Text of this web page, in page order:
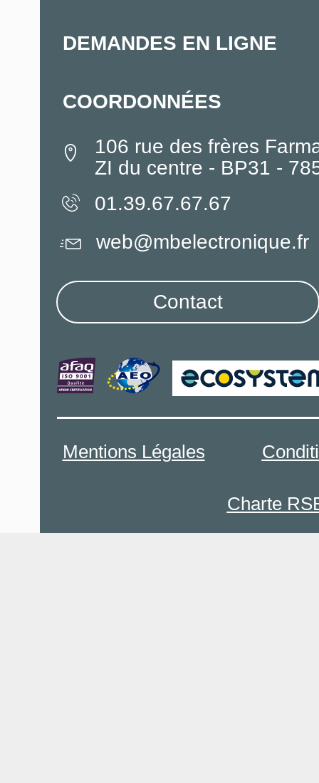
DEMANDES EN LIGNE
COORDONNÉES
106 rue des frères
ZI du centre - BP31 -
01.39.67.67.67
Mentions Légales
Charte
web@mbelectronique.fr
Contact